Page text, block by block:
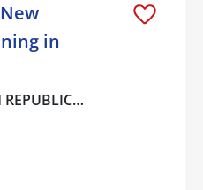
in
REPUBLIC…